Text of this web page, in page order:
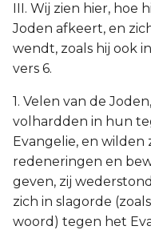
III. Wij zien hier, hoe
Joden afkeert, en
wendt, zoals hij ook
vers 6.
1. Velen van de
volhardden in hun
Evangelie, en wilden
redeneringen en
geven, zij
zich in slagorde
woord) tegen het